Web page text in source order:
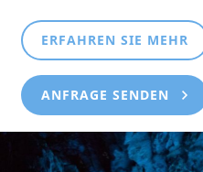
ERFAHREN SIE MEHR
ANFRAGE SENDEN